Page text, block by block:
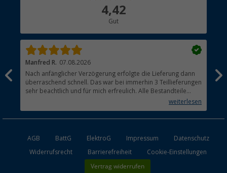
4,42
Gut
Manfred R. 07.08.2026
Nach anfänglicher Verzögerung erfolgte die Lieferung dann
überraschend schnell. Das war bei immerhin 3 Teillieferungen
sehr beachtlich und für mich erfreulich. Alle Bestandteile
waren gut verpackt und in Ordnung. Das Gerät (Gasgrill)weiterlesen
AGB BattG ElektroG Impressum
Datenschutz
Widerrufsrecht
Barrierefreiheit Cookie-Einstellungen
Vertrag widerrufen